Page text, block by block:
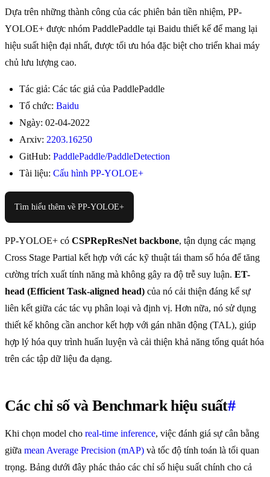
Dựa trên những thành công của các phiên bản tiền nhiệm, PP-
YOLOE+ được nhóm PaddlePaddle tại Baidu thiết kế để mang lại
hiệu suất hiện đại nhất, được tối ưu hóa đặc biệt cho triển khai máy
chủ lưu lượng cao.
Tác giả: Các tác giả của PaddlePaddle
Tổ chức: Baidu
Ngày: 02-04-2022
Arxiv: 2203.16250
GitHub: PaddlePaddle/PaddleDetection
Tài liệu: Cấu hình PP-YOLOE+
Tìm hiểu thêm về PP-YOLOE+
PP-YOLOE+ có CSPRepResNet backbone, tận dụng các mạng
Cross Stage Partial kết hợp với các kỹ thuật tái tham số hóa để tăng
cường trích xuất tính năng mà không gây ra độ trễ suy luận. ET-
head (Efficient Task-aligned head) của nó cải thiện đáng kể sự
liên kết giữa các tác vụ phân loại và định vị. Hơn nữa, nó sử dụng
thiết kế không cần anchor kết hợp với gán nhãn động (TAL), giúp
hợp lý hóa quy trình huấn luyện và cải thiện khả năng tổng quát hóa
trên các tập dữ liệu đa dạng.
Các chỉ số và Benchmark hiệu suất#
Khi chọn model cho real-time inference, việc đánh giá sự cân bằng
giữa mean Average Precision (mAP) và tốc độ tính toán là tối quan
trọng. Bảng dưới đây phác thảo các chỉ số hiệu suất chính cho cả